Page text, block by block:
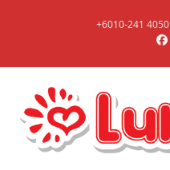
+6010-241